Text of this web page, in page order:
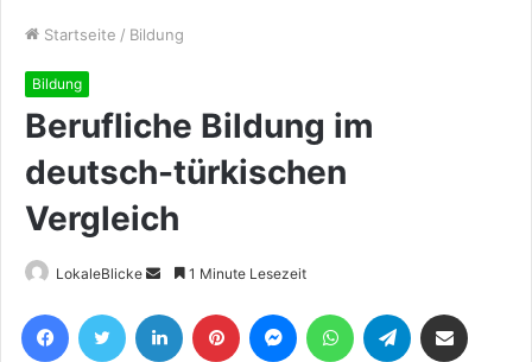
Startseite / Bildung
Bildung
Berufliche Bildung im
deutsch-türkischen
Vergleich
LokaleBlicke
Sende
eine
E-
1 Minute Lesezeit
FacebookTwitter LinkedIn Pinterest MessengerWhatsAppTelegram